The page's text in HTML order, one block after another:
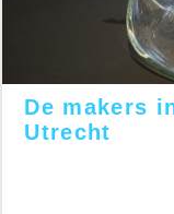
De makers
Utrecht